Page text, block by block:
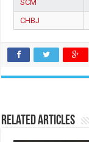
SCM
CHBJ
Related Articles